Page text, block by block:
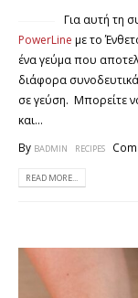
Για αυτή τη
PowerLine με το
ένα γεύμα που
διάφορα
σε γεύση. Μπορείτε
και...
By BADMIN RECIPES
READ MORE...